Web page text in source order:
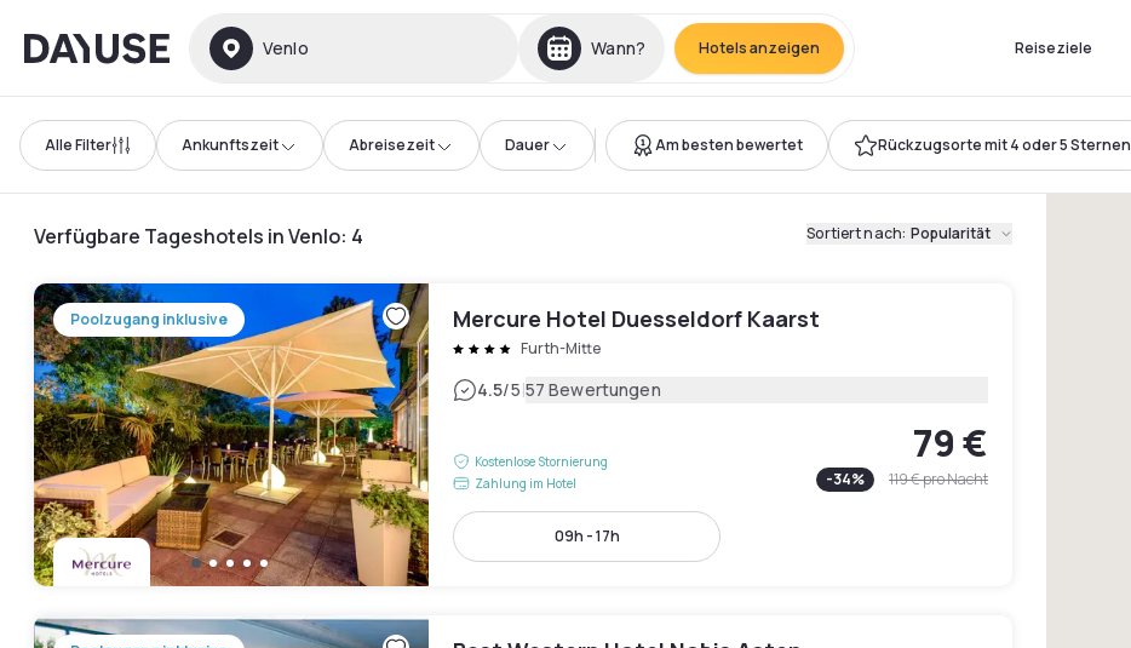
Dayuse Venlo Wann? Hotels anzeigen Reiseziele
Alle Filter Ankunftszeit Abreisezeit Dauer Am besten bewertet Rückzugsorte mit 4 oder 5 Sternen
Verfügbare Tageshotels in Venlo: 4 Sortiert nach: Popularität
Poolzugang inklusive Mercure Hotel Duesseldorf Kaarst
Furth-Mitte
4.5/5|57 Bewertungen
Kostenlose Stornierung
Zahlung im Hotel
79 €
-34% 119 €pro Nacht
09h - 17h